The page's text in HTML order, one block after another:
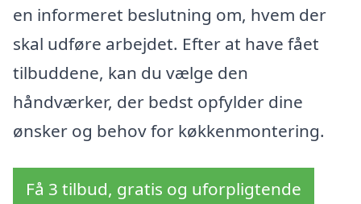
en informeret beslutning om, hvem der
skal udføre arbejdet. Efter at have fået
tilbuddene, kan du vælge den
håndværker, der bedst opfylder dine
ønsker og behov for køkkenmontering.
Få 3 tilbud, gratis og uforpligtende